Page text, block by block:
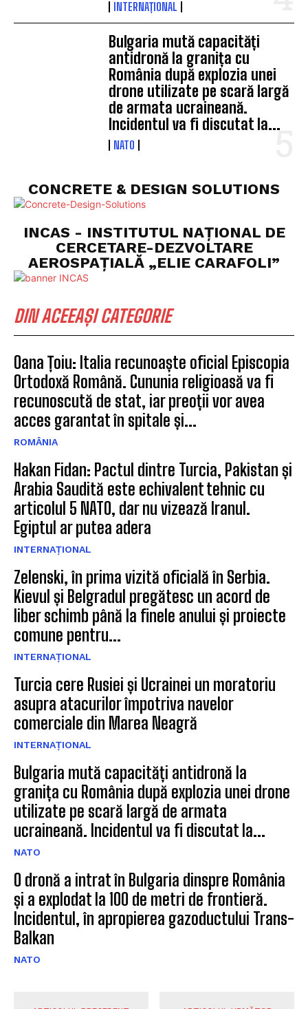
INTERNAȚIONAL
Bulgaria mută capacități
antidronă la granița cu
România după explozia unei
drone utilizate pe scară largă
de armata ucraineană.
Incidentul va fi discutat la...
NATO
CONCRETE & DESIGN SOLUTIONS
INCAS - INSTITUTUL NAȚIONAL DE
CERCETARE-DEZVOLTARE
AEROSPAȚIALĂ „ELIE CARAFOLI”
DIN ACEEAȘI CATEGORIE
Oana Țoiu: Italia recunoaște oficial Episcopia
Ortodoxă Română. Cununia religioasă va fi
recunoscută de stat, iar preoții vor avea
acces garantat în spitale și...
ROMÂNIA
Hakan Fidan: Pactul dintre Turcia, Pakistan și
Arabia Saudită este echivalent tehnic cu
articolul 5 NATO, dar nu vizează Iranul.
Egiptul ar putea adera
INTERNAȚIONAL
Zelenski, în prima vizită oficială în Serbia.
Kievul și Belgradul pregătesc un acord de
liber schimb până la finele anului și proiecte
comune pentru...
INTERNAȚIONAL
Turcia cere Rusiei și Ucrainei un moratoriu
asupra atacurilor împotriva navelor
comerciale din Marea Neagră
INTERNAȚIONAL
Bulgaria mută capacități antidronă la
granița cu România după explozia unei drone
utilizate pe scară largă de armata
ucraineană. Incidentul va fi discutat la...
NATO
O dronă a intrat în Bulgaria dinspre România
și a explodat la 100 de metri de frontieră.
Incidentul, în apropierea gazoductului Trans-
Balkan
NATO